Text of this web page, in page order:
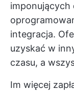
imponujących
integracja.
uzyskać w
czasu, a
Im więcej